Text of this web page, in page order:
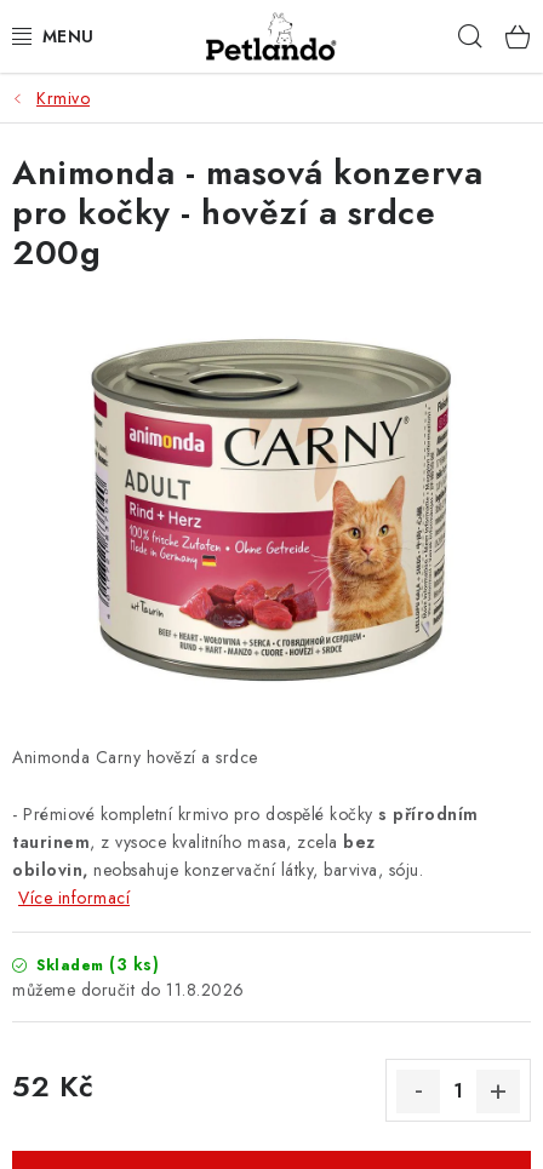
na
PRO PSY
PRO KOČKY
PRO PÁNÍČKY
KONTAKTY
PŘIHLÁSIT SE
Jak vyměnit či vrátit zboží
Podmínky ochrany osobních údajů
Obchodní podmínky
Doprava a platba Moje objednávka
Krmivo
Animonda Carny hovězí a srdce
- Prémiové kompletní krmivo pro dospělé kočky s přírodním
taurinem, z vysoce kvalitního masa, zcela bez
obilovin, neobsahuje konzervační látky, barviva, sóju.
Více informací
Skladem (3 ks)
11.8.2026
52 Kč
Animonda - masová konzerva
pro kočky - hovězí a srdce
200g